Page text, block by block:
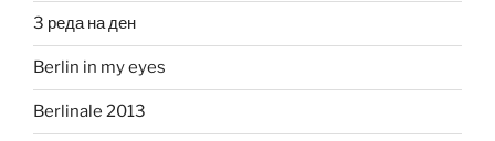
3 реда на ден
Berlin in my eyes
Berlinale 2013